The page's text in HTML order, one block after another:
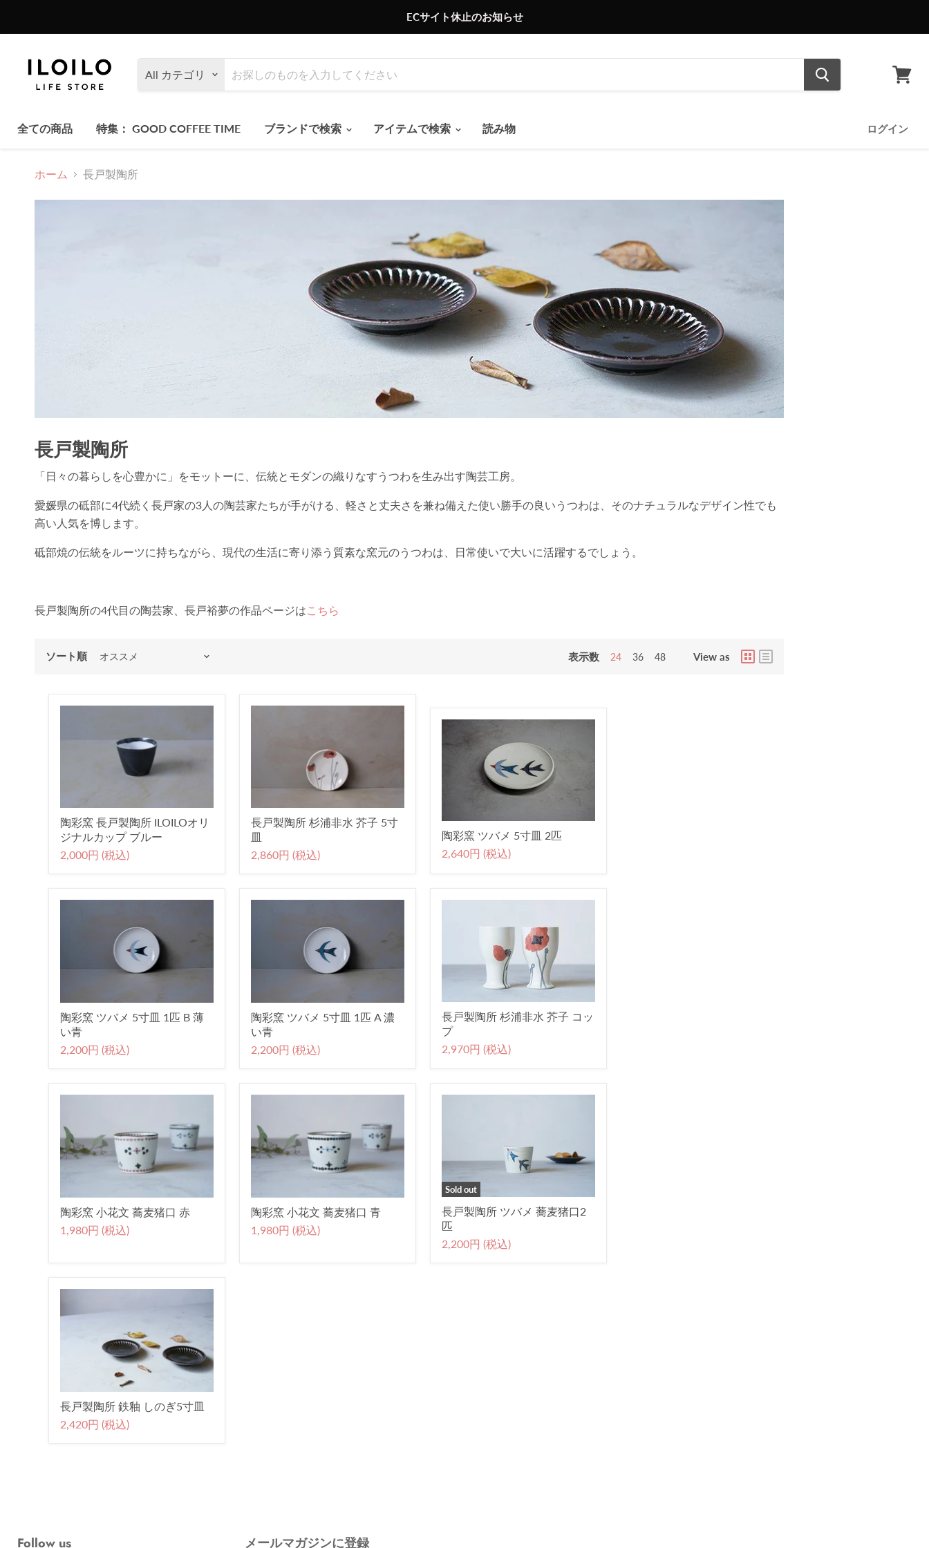
ECサイト休止のお知らせ
All カテゴリ
を
見
全ての商品 特集： GOOD COFFEE TIME ブランドで検索 アイテムで検索 読み物 ログイン
ホーム 長戸製陶所
長戸製陶所
「日々の暮らしを心豊かに」をモットーに、伝統とモダンの織りなすうつわを生み出す陶芸工房。
愛媛県の砥部に4代続く長戸家の3人の陶芸家たちが手がける、 軽さと丈夫さを兼ね備えた使い勝手の良いうつわは、そのナチュラルなデザイン性でも
高い人気を博します。
砥部焼の伝統をルーツに持ちながら、現代の生活に寄り添う質素な窯元のうつわは、日常使いで大いに活躍するでしょう。
長戸製陶所の4代目の陶芸家、長戸裕夢の作品ページはこちら
ソート順 表示数 24 36 48 View as
陶彩窯 長戸製陶所 ILOILOオリ
ジナルカップ ブルー
2,000円 (税込)
長戸製陶所 杉浦非水 芥子 5寸
皿
2,860円 (税込)
陶彩窯 ツバメ 5寸皿 2匹
2,640円 (税込)
陶彩窯 ツバメ 5寸皿 1匹 B 薄
い青
2,200円 (税込)
陶彩窯 ツバメ 5寸皿 1匹 A 濃
い青
2,200円 (税込)
長戸製陶所 杉浦非水 芥子 コッ
プ
2,970円 (税込)
陶彩窯 小花文 蕎麦猪口 赤
1,980円 (税込)
陶彩窯 小花文 蕎麦猪口 青
1,980円 (税込)
Sold out
長戸製陶所 ツバメ 蕎麦猪口2
匹
2,200円 (税込)
長戸製陶所 鉄釉 しのぎ5寸皿
2,420円 (税込)
Follow us メールマガジンに登録